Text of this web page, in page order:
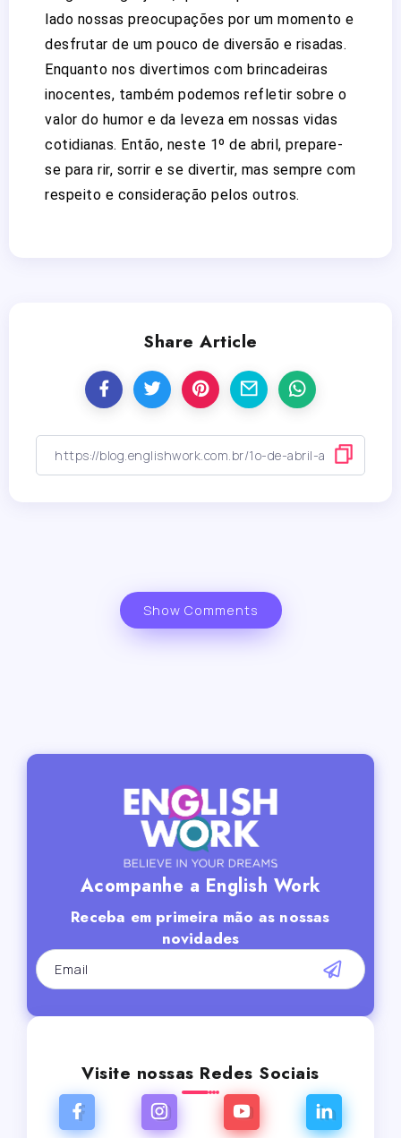
lado nossas preocupações por um momento e
desfrutar de um pouco de diversão e risadas.
Enquanto nos divertimos com brincadeiras
inocentes, também podemos refletir sobre o
valor do humor e da leveza em nossas vidas
cotidianas. Então, neste 1º de abril, prepare-
se para rir, sorrir e se divertir, mas sempre com
respeito e consideração pelos outros.
Share Article
Show Comments
Acompanhe a English Work
Receba em primeira mão as nossas
novidades
Visite nossas Redes Sociais